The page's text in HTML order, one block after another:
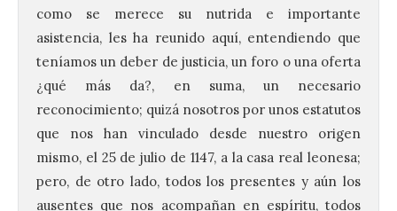
como se merece su nutrida e importante
asistencia, les ha reunido aquí, entendiendo que
teníamos un deber de justicia, un foro o una oferta
¿qué más da?, en suma, un necesario
reconocimiento; quizá nosotros por unos estatutos
que nos han vinculado desde nuestro origen
mismo, el 25 de julio de 1147, a la casa real leonesa;
pero, de otro lado, todos los presentes y aún los
ausentes que nos acompañan en espíritu, todos